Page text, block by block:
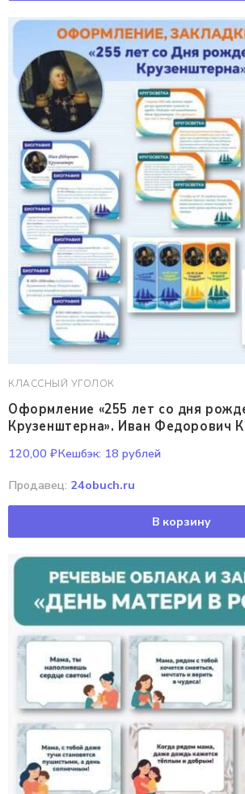
КЛАССНЫЙ УГОЛОК
Оформление «255 лет со дня
Крузенштерна». Иван Федорович
120,00 ₽Кешбэк: 18 рублей
Продавец: 24obuch.ru
В корзину